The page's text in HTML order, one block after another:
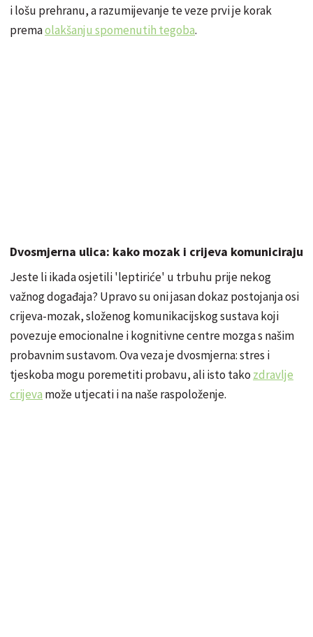
i lošu prehranu, a razumijevanje te veze prvi je korak
premaolakšanju spomenutih tegoba.
Dvosmjerna ulica: kako mozak i crijeva komuniciraju
Jeste li ikada osjetili 'leptiriće' u trbuhu prije nekog
važnog događaja? Upravo su oni jasan dokaz postojanja osi
crijeva-mozak, složenog komunikacijskog sustava koji
povezuje emocionalne i kognitivne centre mozga s našim
probavnim sustavom. Ova veza je dvosmjerna: stres i
tjeskoba mogu poremetiti probavu, ali isto tako zdravlje
crijeva može utjecati i na naše raspoloženje.